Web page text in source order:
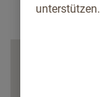
unterstützen.